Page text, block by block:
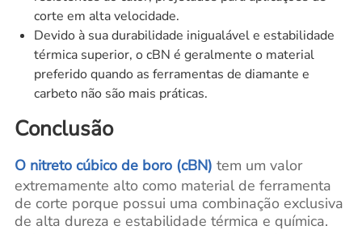
corte em alta velocidade.
Devido à sua durabilidade inigualável e estabilidade
térmica superior, o cBN é geralmente o material
preferido quando as ferramentas de diamante e
carbeto não são mais práticas.
Conclusão
O nitreto cúbico de boro (cBN) tem um valor
extremamente alto como material de ferramenta
de corte porque possui uma combinação exclusiva
de alta dureza e estabilidade térmica e química.